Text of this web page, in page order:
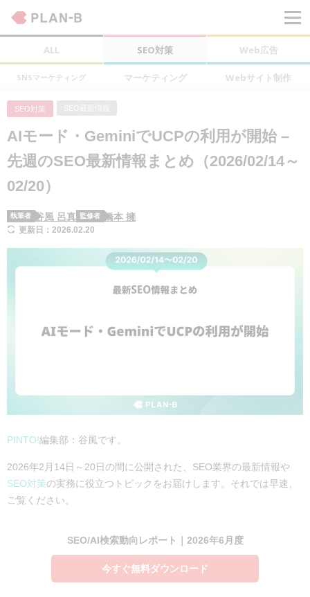
ALL SEO対策 Web広告
SNSマーケティング マーケティング Webサイト制作
SEO対策
AIモード・GeminiでUCPの利用が開始 –
先週のSEO最新情報まとめ（2026/02/14～
02/20）
執筆者 谷風 呂真 監修者 橋本 擁
更新日：2026.02.20
PINTO!編集部：谷風です。
2026年2月14日～20日の間に公開された、SEO業界の最新情報や
SEO対策の実務に役立つトピックをお届けします。それでは早速、
ご覧ください。
SEO/AI検索動向レポート｜2026年6月度
今すぐ無料ダウンロード